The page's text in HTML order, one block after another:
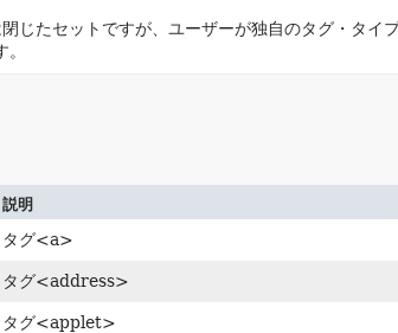
じたセットですが、ユーザーが独自のタグ・タイ
説明
タグ<a>
タグ<address>
タグ<applet>